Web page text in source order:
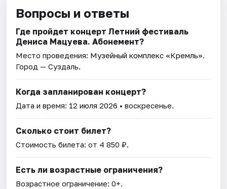
Вопросы и ответы
Где пройдет концерт Летний фестиваль
Дениса Мацуева. Абонемент?
Место проведения: Музейный комплекс «Кремль».
Город — Суздаль.
Когда запланирован концерт?
Дата и время: 12 июля 2026 • воскресенье.
Сколько стоит билет?
Стоимость билета: от 4 850 ₽.
Есть ли возрастные ограничения?
Возрастное ограничение: 0+.